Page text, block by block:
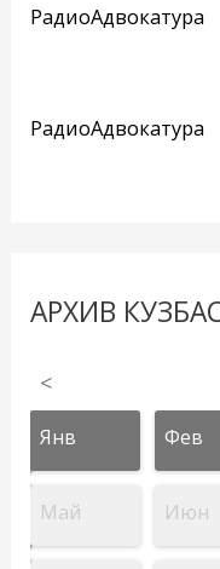
РадиоАдвокатура
РадиоАдвокатура
АРХИВ
<
Янв Фев
Май Июн